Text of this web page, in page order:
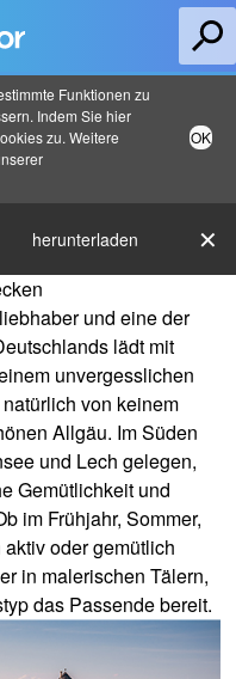
Funktionen zu
Indem Sie hier
zu. Weitere
OK
herunterladen ✕
und eine der
lädt mit
unvergesslichen
von keinem
Allgäu. Im Süden
und Lech gelegen,
Gemütlichkeit und
im Frühjahr, Sommer,
oder gemütlich
in malerischen Tälern,
das Passende bereit.